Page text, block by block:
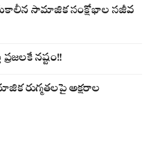
సామాజిక సంక్షోభాల సజీవ
నష్టం!!
రుగ్మతలపై అక్షరాల